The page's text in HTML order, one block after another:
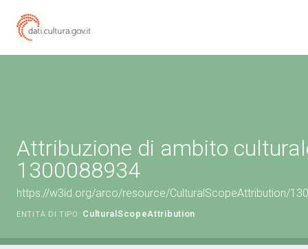
Attribuzione di ambito
1300088934
https://w3id.org/arco/resource/CulturalScopeAttribution/
ENTITÀ DI TIPO: CulturalScopeAttribution